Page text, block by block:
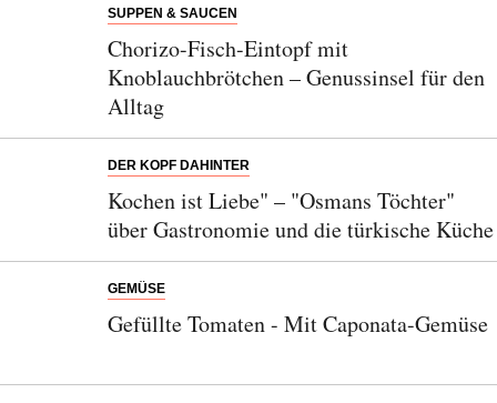
SUPPEN & SAUCEN
Chorizo-Fisch-Eintopf mit
Knoblauchbrötchen – Genussinsel für den
Alltag
DER KOPF DAHINTER
Kochen ist Liebe" – "Osmans Töchter"
über Gastronomie und die türkische Küche
GEMÜSE
Gefüllte Tomaten - Mit Caponata-Gemüse